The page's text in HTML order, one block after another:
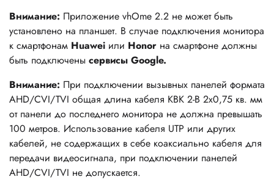
Внимание: Приложение vhOme 2.2 не может быть
установлено на планшет. В случае подключения монитора
к смартфонам Huawei или Honor на смартфоне должны
быть подключены сервисы Google.
Внимание: При подключении вызывных панелей формата
AHD/CVI/TVI общая длина кабеля КВК 2-В 2х0,75 кв. мм
от панели до последнего монитора не должна превышать
100 метров. Использование кабеля UTP или других
кабелей, не содержащих в себе коаксиально кабеля для
передачи видеосигнала, при подключении панелей
AHD/CVI/TVI не допускается.